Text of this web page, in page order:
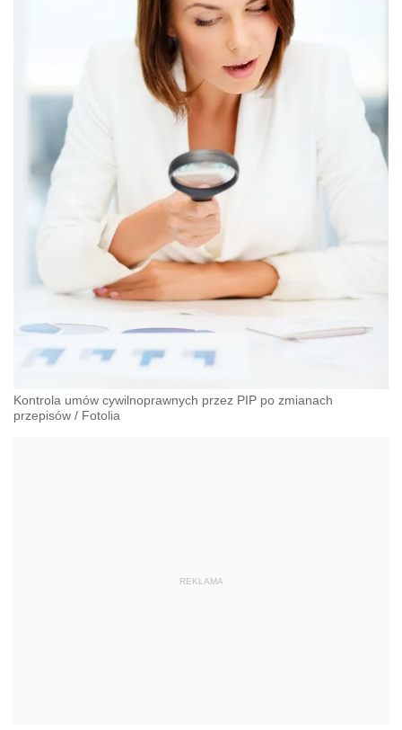
Kontrola umów cywilnoprawnych przez PIP po zmianach
przepisów / Fotolia